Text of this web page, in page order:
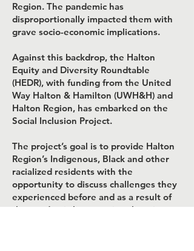
Region. The pandemic has
disproportionally impacted them with
grave socio-economic implications.
Against this backdrop, the Halton
Equity and Diversity Roundtable
(HEDR), with funding from the United
Way Halton & Hamilton (UWH&H) and
Halton Region, has embarked on the
Social Inclusion Project.
The project’s goal is to provide Halton
Region’s Indigenous, Black and other
racialized residents with the
opportunity to discuss challenges they
experienced before and as a result of
the pandemic by engaging them in